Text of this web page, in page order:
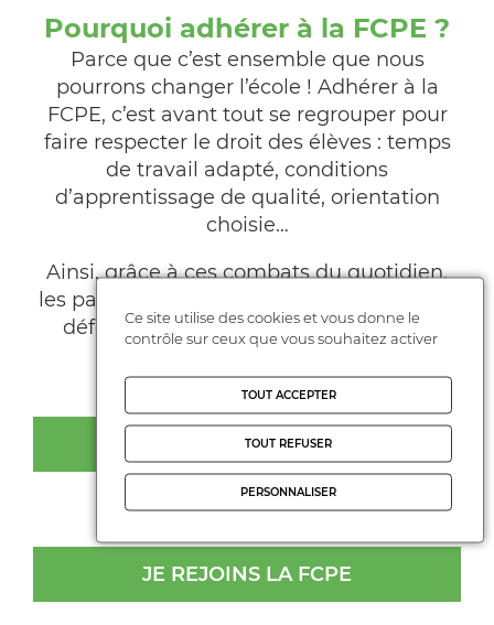
Pourquoi adhérer à la FCPE ?
Parce que c’est ensemble que nous
pourrons changer l’école ! Adhérer à la
FCPE, c’est avant tout se regrouper pour
faire respecter le droit des élèves : temps
de travail adapté, conditions
d’apprentissage de qualité, orientation
choisie…
Ainsi, grâce à ces combats du quotidien,
les parents participent collectivement à la
défense de l’école publique, laïque et
gratuite pour tous.
POUR ALLER PLUS LOIN...
JE REJOINS LA FCPE
Ce site utilise des cookies et vous donne le
contrôle sur ceux que vous souhaitez activer
TOUT ACCEPTER
TOUT REFUSER
PERSONNALISER